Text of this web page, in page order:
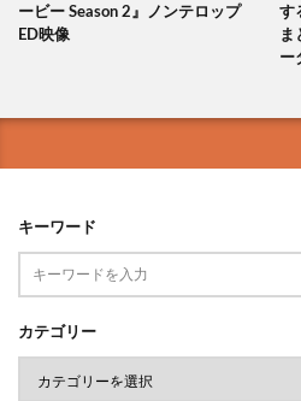
ービー Season 2』ノンテロップ
ED映像
す
ま
ー
キーワード
カテゴリー